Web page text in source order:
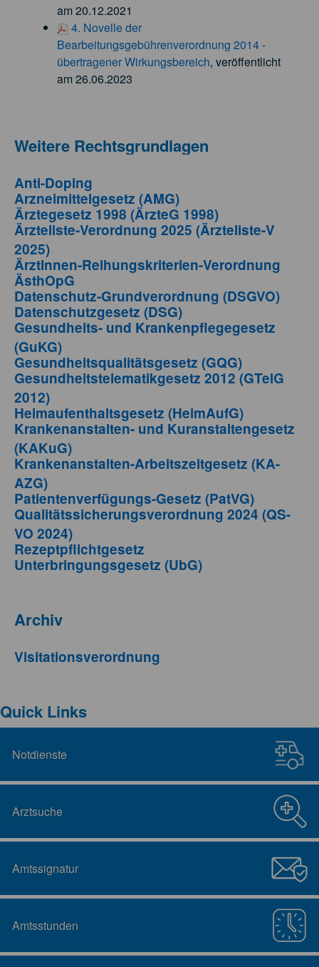
am 20.12.2021
4. Novelle der
Bearbeitungsgebührenverordnung 2014 -
übertragener Wirkungsbereich, veröffentlicht
am 26.06.2023
Weitere Rechtsgrundlagen
Anti-Doping
Arzneimittelgesetz (AMG)
Ärztegesetz 1998 (ÄrzteG 1998)
Ärzteliste-Verordnung 2025 (Ärzteliste-V
2025)
ÄrztInnen-Reihungskriterien-Verordnung
ÄsthOpG
Datenschutz-Grundverordnung (DSGVO)
Datenschutzgesetz (DSG)
Gesundheits- und Krankenpflegegesetz
(GuKG)
Gesundheitsqualitätsgesetz (GQG)
Gesundheitstelematikgesetz 2012 (GTelG
2012)
Heimaufenthaltsgesetz (HeimAufG)
Krankenanstalten- und Kuranstaltengesetz
(KAKuG)
Krankenanstalten-Arbeitszeitgesetz (KA-
AZG)
Patientenverfügungs-Gesetz (PatVG)
Qualitätssicherungsverordnung 2024 (QS-
VO 2024)
Rezeptpflichtgesetz
Unterbringungsgesetz (UbG)
Archiv
Visitationsverordnung
Quick Links
Notdienste
Arztsuche
Amtssignatur
Amtsstunden